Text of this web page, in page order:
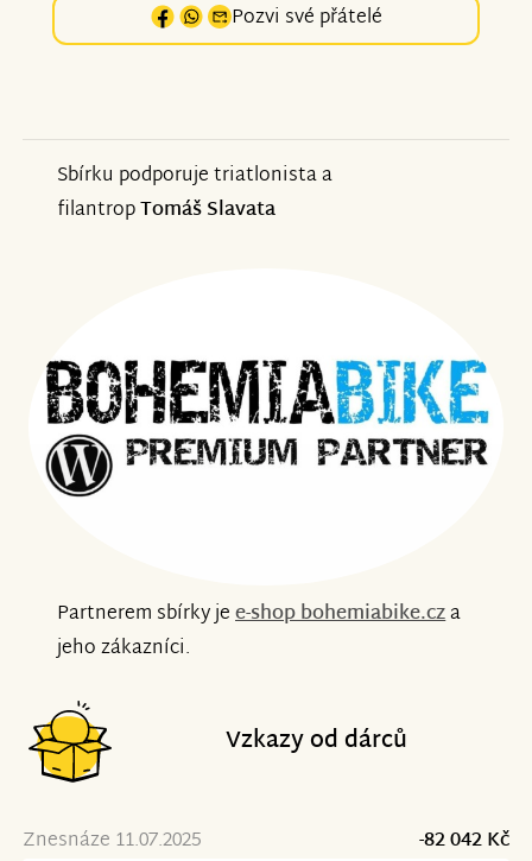
Pozvi své přátelé
Sbírku podporuje triatlonista a
filantropTomáš Slavata
Partnerem sbírky jee-shop bohemiabike.cza
jeho zákazníci.
Vzkazy od dárců
Znesnáze 11.07.2025
-82 042 Kč